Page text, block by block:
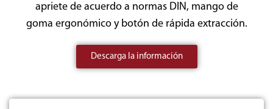
apriete de acuerdo a normas DIN, mango de
goma ergonómico y botón de rápida extracción.
Descarga la información